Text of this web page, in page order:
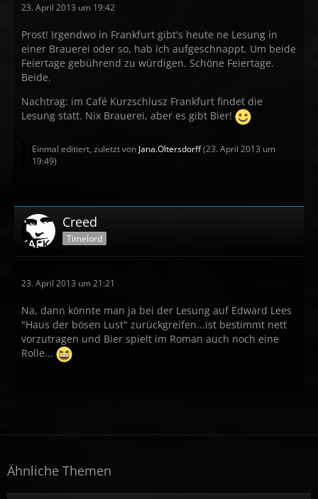
23. April 2013 um 19:42
Prost! Irgendwo in Frankfurt gibt's heute ne Lesung in
einer Brauerei oder so, hab ich aufgeschnappt. Um beide
Feiertage gebührend zu würdigen. Schöne Feiertage.
Beide.
Nachtrag: im Café Kurzschlusz Frankfurt findet die
Lesung statt. Nix Brauerei, aber es gibt Bier!
Einmal editiert, zuletzt von Jana.Oltersdorff(23. April 2013 um
19:49)
Creed
Timelord
23. April 2013 um 21:21
Na, dann könnte man ja bei der Lesung auf Edward Lees
"Haus der bösen Lust" zurückgreifen...ist bestimmt nett
vorzutragen und Bier spielt im Roman auch noch eine
Rolle...
Ähnliche Themen